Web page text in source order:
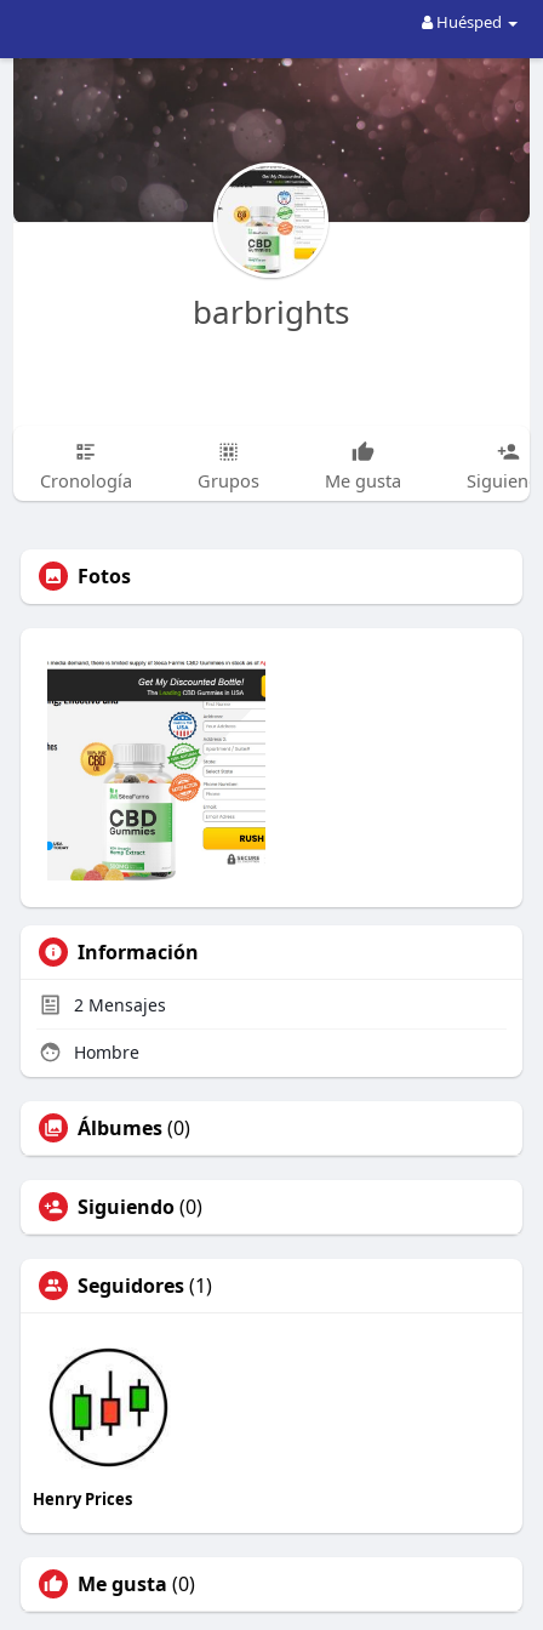
Huésped
barbrights
Cronología Grupos Me gusta
Fotos
Información
2 Mensajes
Hombre
Álbumes(0)
Siguiendo(0)
Seguidores(1)
Henry Prices
Me gusta (0)